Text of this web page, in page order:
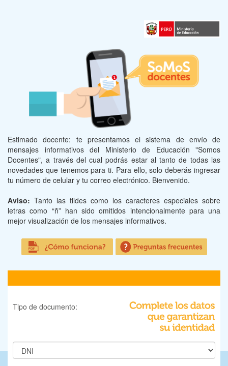
Estimado docente: te presentamos el sistema de envío de
mensajes informativos del Ministerio de Educación "Somos
Docentes", a través del cual podrás estar al tanto de todas las
novedades que tenemos para ti. Para ello, solo deberás ingresar
tu número de celular y tu correo electrónico. Bienvenido.
Aviso: Tanto las tildes como los caracteres especiales sobre
letras como “ñ” han sido omitidos intencionalmente para una
mejor visualización de los mensajes informativos.
Tipo de documento: